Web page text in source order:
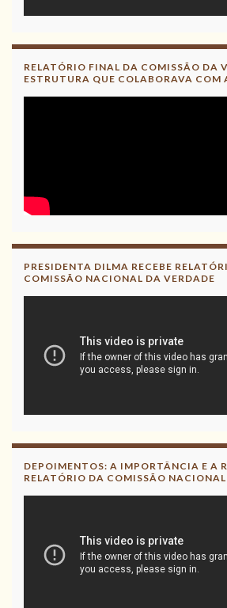
RELATÓRIO FINAL DA COMISSÃO DA
ESTRUTURA QUE COLABORAVA COM
PRESIDENTA DILMA RECEBE
COMISSÃO NACIONAL DA VERDADE
DEPOIMENTOS: A IMPORTÂNCIA E A
RELATÓRIO DA COMISSÃO